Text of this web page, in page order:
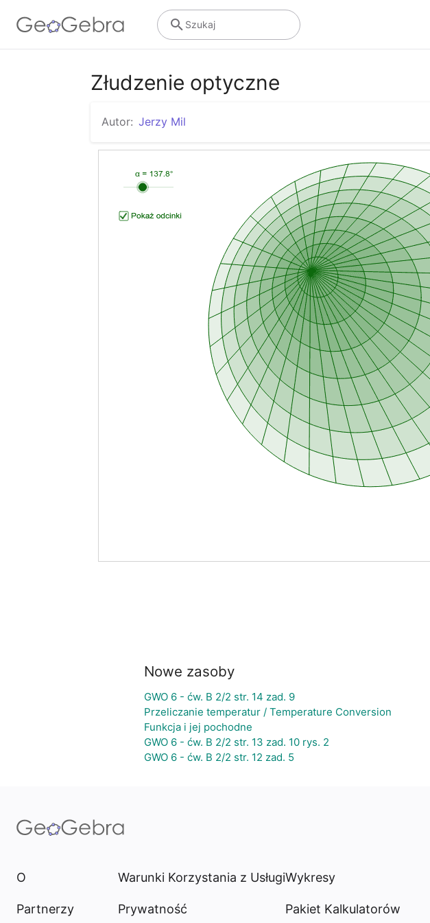
Szukaj
Złudzenie optyczne
Autor: Jerzy Mil
Nowe zasoby
GWO 6 - ćw. B 2/2 str. 14 zad. 9
Przeliczanie temperatur / Temperature Conversion
Funkcja i jej pochodne
GWO 6 - ćw. B 2/2 str. 13 zad. 10 rys. 2
GWO 6 - ćw. B 2/2 str. 12 zad. 5
O
Partnerzy
Warunki Korzystania z Usługi
Prywatność
Wykresy
Pakiet Kalkulatorów